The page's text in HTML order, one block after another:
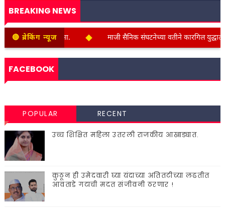
BREAKING NEWS
🔴 ब्रेकिंग न्यूज
अनोखी मानवंदना. माजी सैनिक संघटनेच्या वतीने कारगिल युद्धातील
FACEBOOK
POPULAR RECENT
उच्च शिक्षित महिला उतरली राजकीय आखाड्यात.
कुठून ही उमेदवारी घ्या यंदाच्या अतितटीच्या लढतीत
आवताडे गटाची मदत संजीवनी ठरणार !